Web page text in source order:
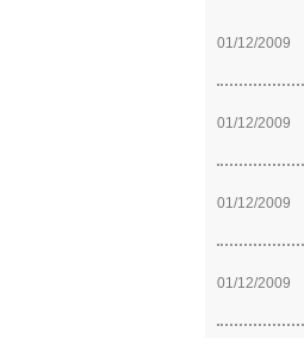
01/12/2009
01/12/2009
01/12/2009
01/12/2009